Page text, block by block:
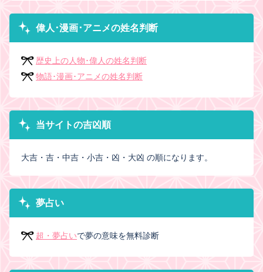
偉人･漫画･アニメの姓名判断
歴史上の人物･偉人の姓名判断
物語･漫画･アニメの姓名判断
当サイトの吉凶順
大吉・吉・中吉・小吉・凶・大凶 の順になります。
夢占い
超・夢占いで夢の意味を無料診断